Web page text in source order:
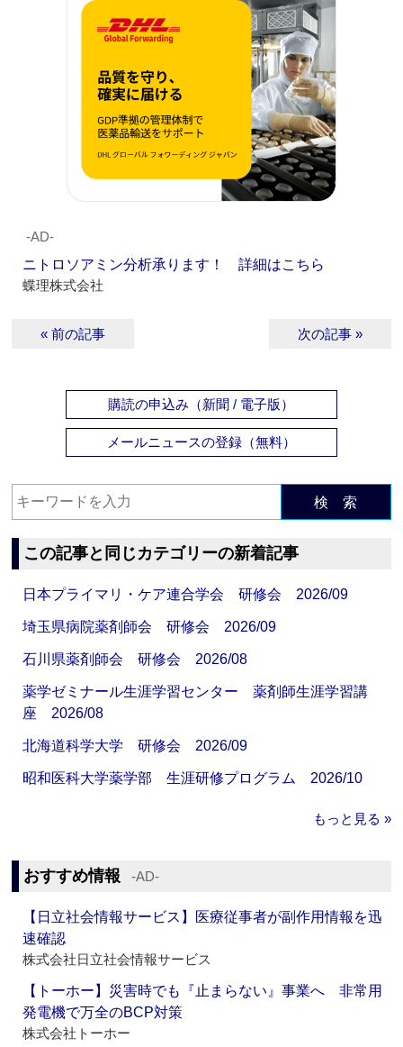
‐AD‐
ニトロソアミン分析承ります！ 詳細はこちら
蝶理株式会社
« 前の記事 次の記事 »
購読の申込み（新聞 / 電子版）
メールニュースの登録（無料）
検 索
この記事と同じカテゴリーの新着記事
日本プライマリ・ケア連合学会 研修会 2026/09
埼玉県病院薬剤師会 研修会 2026/09
石川県薬剤師会 研修会 2026/08
薬学ゼミナール生涯学習センター 薬剤師生涯学習講
座 2026/08
北海道科学大学 研修会 2026/09
昭和医科大学薬学部 生涯研修プログラム 2026/10
もっと見る »
おすすめ情報 ‐AD‐
【日立社会情報サービス】医療従事者が副作用情報を迅
速確認
株式会社日立社会情報サービス
【トーホー】災害時でも『止まらない』事業へ 非常用
発電機で万全のBCP対策
株式会社トーホー